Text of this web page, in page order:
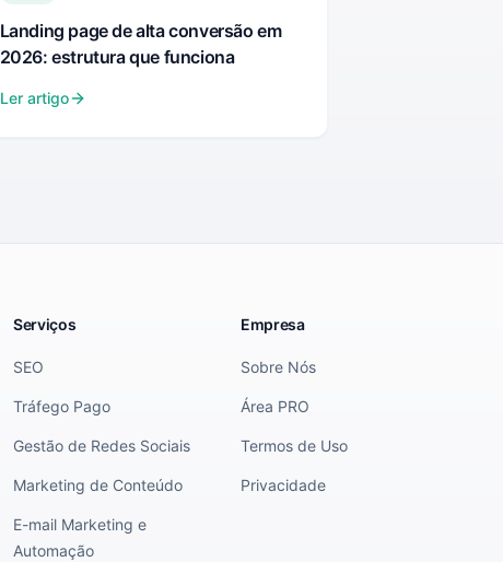
Landing page de alta conversão em
2026: estrutura que funciona
Ler artigo
Serviços
SEO
Tráfego Pago
Gestão de Redes Sociais
Marketing de Conteúdo
E-mail Marketing e
Automação
Empresa
Sobre Nós
Área PRO
Termos de Uso
Privacidade